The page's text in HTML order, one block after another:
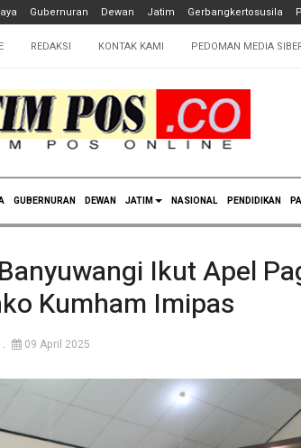
Gubernuran Dewan Jatim Gerbangkertosusila
REDAKSI KONTAK KAMI PEDOMAN MEDIA
GUBERNURAN DEWAN JATIM NASIONAL PENDIDIKAN
Ikut Apel
Kumham Imipas
09 April 2025